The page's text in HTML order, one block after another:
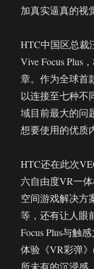
加真实逼真的视
HTC中国区总裁
Vive Focus Plus
章。作为全球首
以连接至七种不
域目前最大的
想要使用的优质
HTC还在此次
六自由度VR一
空间游戏解决方
等，还有让人眼
Focus Plus与触
体验《VR彩弹
所未有的沉浸感